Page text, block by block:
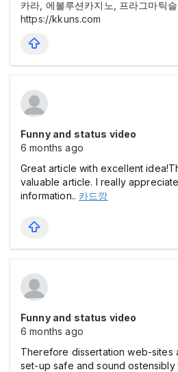
카라, 에볼루션카지노, 프라그마틱
https://kkuns.com
Funny and status video
6 months ago
Great article with excellent
valuable article. I really
information.. 카드깡
Funny and status video
6 months ago
Therefore dissertation web-sites
set-up safe and sound ostensibly